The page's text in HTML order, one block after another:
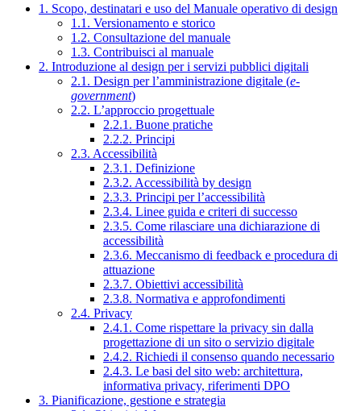
1. Scopo, destinatari e uso del Manuale operativo di design
1.1. Versionamento e storico
1.2. Consultazione del manuale
1.3. Contribuisci al manuale
2. Introduzione al design per i servizi pubblici digitali
2.1. Design per l’amministrazione digitale (e-
government)
2.2. L’approccio progettuale
2.2.1. Buone pratiche
2.2.2. Principi
2.3. Accessibilità
2.3.1. Definizione
2.3.2. Accessibilità by design
2.3.3. Principi per l’accessibilità
2.3.4. Linee guida e criteri di successo
2.3.5. Come rilasciare una dichiarazione di
accessibilità
2.3.6. Meccanismo di feedback e procedura di
attuazione
2.3.7. Obiettivi accessibilità
2.3.8. Normativa e approfondimenti
2.4. Privacy
2.4.1. Come rispettare la privacy sin dalla
progettazione di un sito o servizio digitale
2.4.2. Richiedi il consenso quando necessario
2.4.3. Le basi del sito web: architettura,
informativa privacy, riferimenti DPO
3. Pianificazione, gestione e strategia